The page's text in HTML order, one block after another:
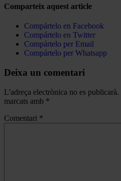
Comparteix aquest article
Compártelo en Facebook
Compártelo en Twitter
Compártelo per Email
Compártelo per Whatsapp
Deixa un comentari
L'adreça electrònica no es publicarà.
marcats amb *
Comentari *